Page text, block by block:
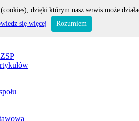
oraz 0 użytkowników.
dzięki którym nasz serwis może
się więcej Rozumiem